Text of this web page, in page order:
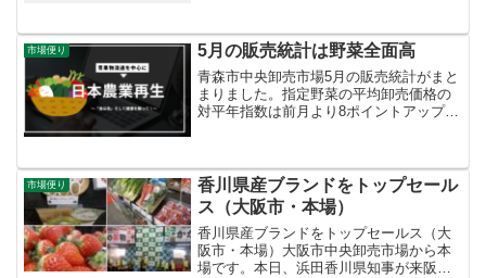
断然「いちごあめ」...
市場便り 5月の販売統計は野菜全面高
青森市中央卸売市場5月の販売統計がまと
まりました。指定野菜の平均卸売価格の
対平年指数は前月より8ポイントアップし
市場便り
香川県産ブランドをトップセール
ス（大阪市・本場）
香川県産ブランドをトップセールス（大
阪市・本場）大阪市中央卸売市場から本
場です。本日、浜田香川県知事が来阪さ